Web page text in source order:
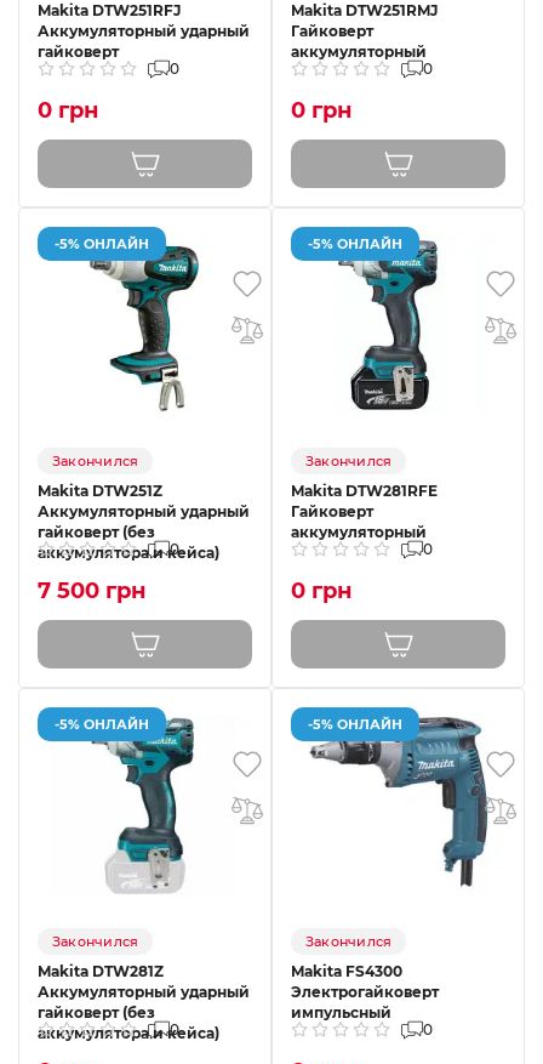
Makita DTW251RFJ
Аккумуляторный ударный
гайковерт
0
0 грн
Makita DTW251RMJ
Гайковерт
аккумуляторный
0
0 грн
-5% ОНЛАЙН
Закончился
Makita DTW251Z
Аккумуляторный ударный
гайковерт (без
аккумулятора и кейса)
0
7 500 грн
-5% ОНЛАЙН
Закончился
Makita DTW281RFE
Гайковерт
аккумуляторный
0
0 грн
-5% ОНЛАЙН
Закончился
Makita DTW281Z
Аккумуляторный ударный
гайковерт (без
аккумулятора и кейса)
0
-5% ОНЛАЙН
Закончился
Makita FS4300
Электрогайковерт
импульсный
0